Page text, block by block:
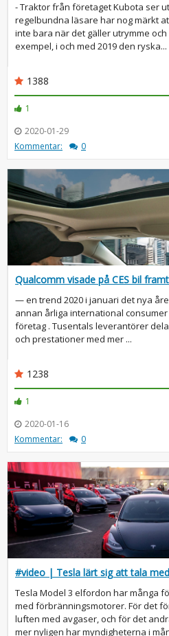
- Traktor från företaget Kubota ser
regelbundna läsare har nog märkt
inte bara när det gäller utrymme
exempel, i och med 2019 den ryska...
1388
1
2020-01-29
Kommentar:
0
Qualcomm visade på CES bil
— en trend 2020 i januari det nya
annan årliga international
företag . Tusentals leverantörer
och prestationer med mer ...
1238
1
2020-01-16
Kommentar:
0
#video | Tesla lärt sig att tala
Tesla Model 3 elfordon har många
med förbränningsmotorer. För det
luften med avgaser, och för det
mer nyligen har myndigheterna i